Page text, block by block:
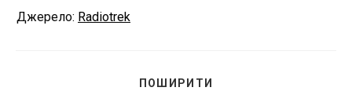
Джерело: Radiotrek
ПОШИРИТИ